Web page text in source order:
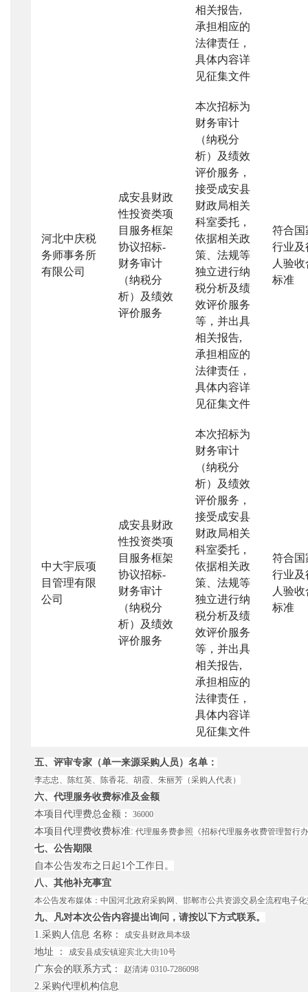
相关报告,
承担相应的
法律责任，
具体内容详
见征集文件
河北中庆税
务师事务所
有限公司
成安县财政
性投资类项
目服务框架
协议招标-
财务审计
（纳税分
析）及绩效
评价服务
本次招标为
财务审计
（纳税分
析）及绩效
评价服务，
接受成安县
财政局相关
科室委托，
依据相关政
策、法规等
独立进行纳
税分析及绩
效评价服务
等，并出具
相关报告,
承担相应的
法律责任，
具体内容详
见征集文件
符合国
行业及
人验
标准
中大宇辰项
目管理有限
公司
成安县财政
性投资类项
目服务框架
协议招标-
财务审计
（纳税分
析）及绩效
评价服务
本次招标为
财务审计
（纳税分
析）及绩效
评价服务，
接受成安县
财政局相关
科室委托，
依据相关政
策、法规等
独立进行纳
税分析及绩
效评价服务
等，并出具
相关报告,
承担相应的
法律责任，
具体内容详
见征集文件
符合国
行业及
人验
标准
五、评审专家（单一来源采购人员）名单：
李志忠、陈红英、陈香花、胡霞、朱丽芳（采购人代表）
六、代理服务收费标准及金额
本项目代理费总金额：
36000
本项目代理费收费标准: 代理服务费参照《招标代理服务收费管理暂行
七、公告期限
自本公告发布之日起1个工作日。
八、其他补充事宜
本公告发布媒体：中国河北政府采购网、邯郸市公共资源交易全流程电子
九、凡对本次公告内容提出询问，请按以下方式联系。
1.采购人信息 名称：
成安县财政局本级
地址 ： 成安县成安镇迎宾北大街10号
广东会的联系方式： 赵清涛 0310-7286098
2.采购代理机构信息